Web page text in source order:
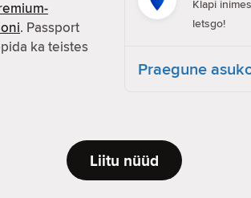
. Passport
ka teistes
Klapi
letsgo!
Praegune
Liitu nüüd